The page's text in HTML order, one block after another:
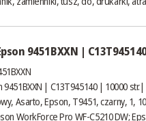
9451BXXN |
| C13T945140 | 10000 str.|
Asarto, Epson, T9451, czarny, 1,
WorkForce Pro WF-C5210 DW;